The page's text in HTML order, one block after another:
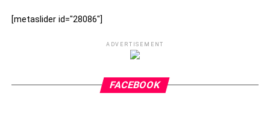
[metaslider id="28086"]
ADVERTISEMENT
FACEBOOK